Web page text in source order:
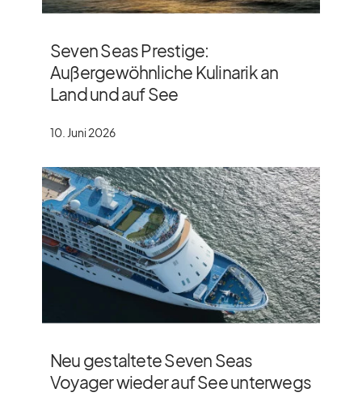
Seven Seas Prestige:
Außergewöhnliche Kulinarik an
Land und auf See
10. Juni 2026
Neu gestaltete Seven Seas
Voyager wieder auf See unterwegs